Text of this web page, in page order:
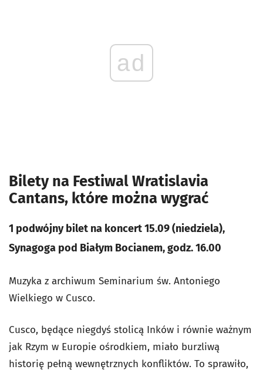
ad
Bilety na Festiwal Wratislavia
Cantans, które można wygrać
1 podwójny bilet na koncert 15.09 (niedziela),
Synagoga pod Białym Bocianem, godz. 16.00
Muzyka z archiwum Seminarium św. Antoniego
Wielkiego w Cusco.
Cusco, będące niegdyś stolicą Inków i równie ważnym
jak Rzym w Europie ośrodkiem, miało burzliwą
historię pełną wewnętrznych konfliktów. To sprawiło,